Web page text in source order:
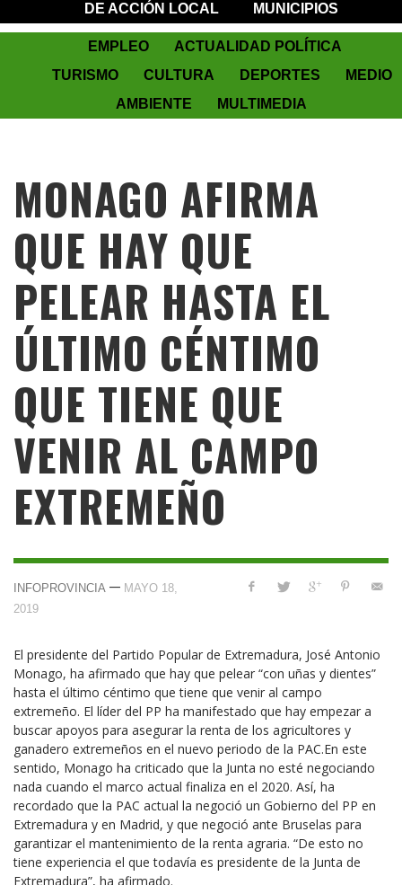
DE ACCIÓN LOCAL
MUNICIPIOS
EMPLEO
ACTUALIDAD POLÍTICA
TURISMO
CULTURA DEPORTES
MEDIO
AMBIENTE
MULTIMEDIA
MONAGO AFIRMA
QUE HAY QUE
PELEAR HASTA EL
ÚLTIMO CÉNTIMO
QUE TIENE QUE
VENIR AL CAMPO
EXTREMEÑO
INFOPROVINCIA — MAYO 18,
2019
El presidente del Partido Popular de Extremadura, José Antonio
Monago, ha afirmado que hay que pelear “con uñas y dientes”
hasta el último céntimo que tiene que venir al campo
extremeño. El líder del PP ha manifestado que hay empezar a
buscar apoyos para asegurar la renta de los agricultores y
ganadero extremeños en el nuevo periodo de la PAC.En este
sentido, Monago ha criticado que la Junta no esté negociando
nada cuando el marco actual finaliza en el 2020. Así, ha
recordado que la PAC actual la negoció un Gobierno del PP en
Extremadura y en Madrid, y que negoció ante Bruselas para
garantizar el mantenimiento de la renta agraria. “De esto no
tiene experiencia el que todavía es presidente de la Junta de
Extremadura”, ha afirmado.